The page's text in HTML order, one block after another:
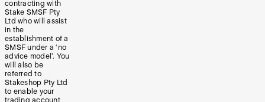
contracting with
Stake SMSF Pty
Ltd who will assist
in the
establishment of a
SMSF under a ‘no
advice model’. You
will also be
referred to
Stakeshop Pty Ltd
to enable your
trading account